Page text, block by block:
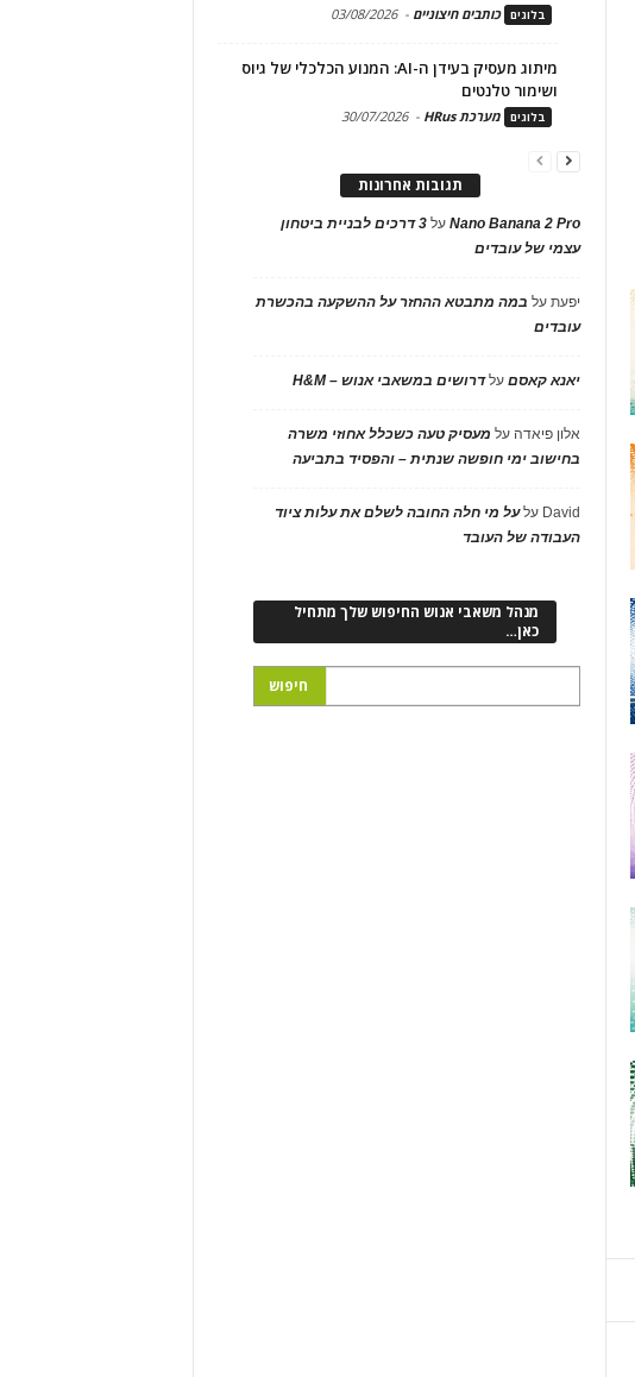
בלוגים כותבים חיצוניים -
03/08/2026
מיתוג מעסיק בעידן ה-AI: המנוע הכלכלי של גיוס
ושימור טלנטים
בלוגים מערכת HRus -
30/07/2026
תגובות אחרונות
Nano Banana 2 Proעל
3 דרכים לבניית ביטחון
עצמי של עובדים
יפעתעל במה מתבטא ההחזר על ההשקעה בהכשרת
עובדים
יאנא קאסםעלדרושים במשאבי אנוש – H&M
אלון פיאדה על מעסיק טעה כשכלל אחוזי משרה
בחישוב ימי חופשה שנתית – והפסיד בתביעה
David עלעל מי חלה החובה לשלם את עלות ציוד
העבודה של העובד
מנהל משאבי אנוש החיפוש שלך מתחיל
כאן…